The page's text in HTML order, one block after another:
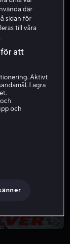
där
sidan för
till våra
för att
Aktivt
Lagra
och